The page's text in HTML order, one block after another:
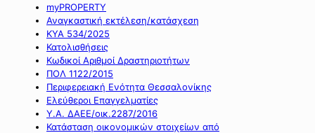
myPROPERTY
Αναγκαστική εκτέλεση/κατάσχεση
ΚΥΑ 534/2025
Κατολισθήσεις
Κωδικοί Αριθμοί Δραστηριοτήτων
ΠΟΛ 1122/2015
Περιφερειακή Ενότητα Θεσσαλονίκης
Ελεύθεροι Επαγγελματίες
Υ.Α. ΔΑΕΕ/οικ.2287/2016
Κατάσταση οικονομικών στοιχείων από